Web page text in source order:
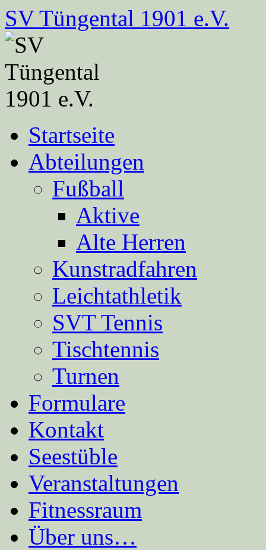
Zum
Inhalt
springen
SV Tüngental 1901 e.V.
Startseite
Abteilungen
Fußball
Aktive
Alte Herren
Kunstradfahren
Leichtathletik
SVT Tennis
Tischtennis
Turnen
Formulare
Kontakt
Seestüble
Veranstaltungen
Fitnessraum
Über uns…